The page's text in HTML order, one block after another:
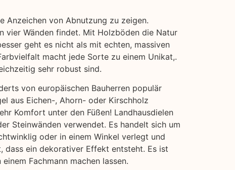
Anzeichen von Abnutzung zu zeigen.
vier Wänden findet. Mit Holzböden die Natur
geht es nicht als mit echten, massiven
macht jede Sorte zu einem Unikat,.
sehr robust sind.
von europäischen Bauherren populär
aus Eichen-, Ahorn- oder Kirschholz
Komfort unter den Füßen! Landhausdielen
Steinwänden verwendet. Es handelt sich um
oder in einem Winkel verlegt und
dass ein dekorativer Effekt entsteht. Es ist
Fachmann machen lassen.